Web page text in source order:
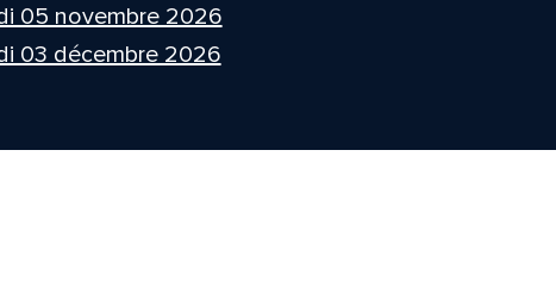
05 novembre 2026
03 décembre 2026